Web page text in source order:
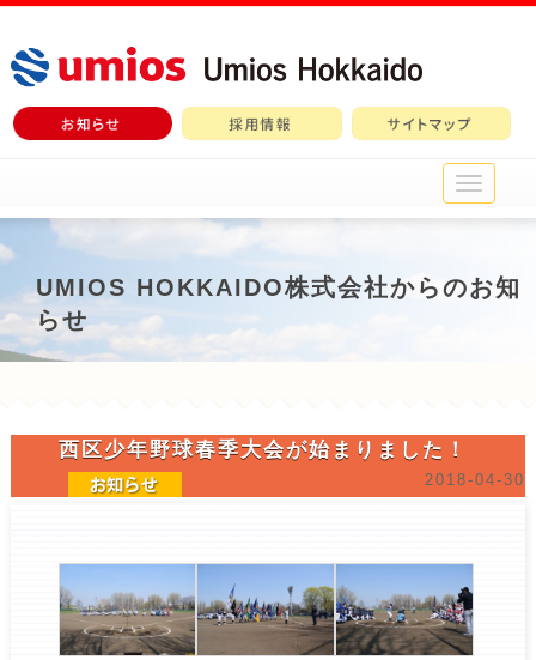
メ
イ
ニ
ュ
UMIOS HOKKAIDO株式会社からのお知
らせ
西区少年野球春季大会が始まりました！
2018-04-30